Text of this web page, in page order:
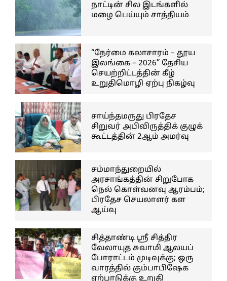
நாட்டின் சில இடங்களில்
மழை பெய்யும் சாத்தியம்
“நேர்மை கலாசாரம் – தூய
இலங்கை – 2026” தேசிய
செயற்றிட்டத்தின் கீழ்
உறுதிமொழி ஏற்பு நிகழ்வு
சாய்ந்தமருது பிரதேச
சிறுவர் அபிவிருத்திக் குழுக்
கூட்டத்தின் 2ஆம் அமர்வு
சம்மாந்துறையில்
அரசாங்கத்தின் சிறுபோக
நெல் கொள்வனவு ஆரம்பம்;
பிரதேச செயலாளர் கள
ஆய்வு
சித்தாண்டி ஸ்ரீ சித்திர
வேலாயுத சுவாமி ஆலயப்
போராட்டம் முடிவுக்கு; ஒரு
வாரத்தில் கும்பாபிஷேக
ஏற்பாடுக்கு உறுதி